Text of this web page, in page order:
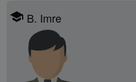
school B. Imre